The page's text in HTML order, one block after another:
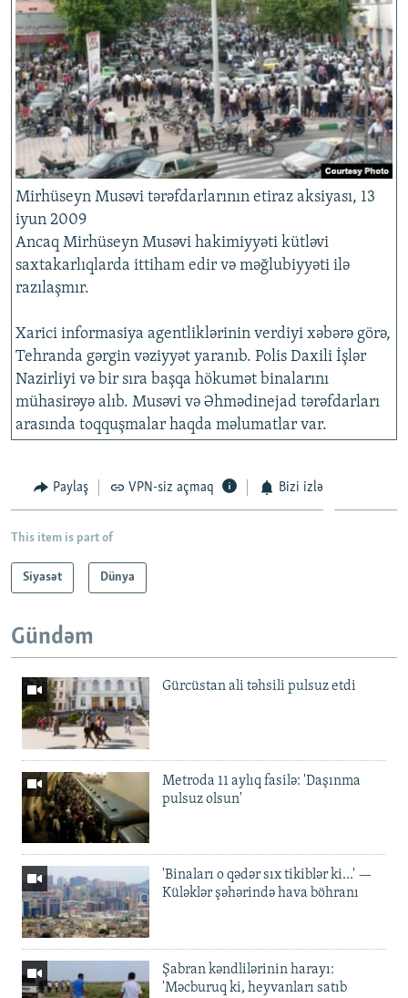
Mirhüseyn Musəvi tərəfdarlarının etiraz aksiyası, 13
iyun 2009
Ancaq Mirhüseyn Musəvi hakimiyyəti kütləvi
saxtakarlıqlarda ittiham edir və məğlubiyyəti ilə
razılaşmır.
Xarici informasiya agentliklərinin verdiyi xəbərə görə,
Tehranda gərgin vəziyyət yaranıb. Polis Daxili İşlər
Nazirliyi və bir sıra başqa hökumət binalarını
mühasirəyə alıb. Musəvi və Əhmədinejad tərəfdarları
arasında toqquşmalar haqda məlumatlar var.
Paylaş VPN-siz açmaq Bizi izlə
This item is part of
Siyasət Dünya
Gündəm
Gürcüstan ali təhsili pulsuz etdi
Metroda 11 aylıq fasilə: 'Daşınma
pulsuz olsun'
'Binaları o qədər sıx tikiblər ki...' —
Küləklər şəhərində hava böhranı
Şabran kəndlilərinin harayı:
'Məcburuq ki, heyvanları satıb